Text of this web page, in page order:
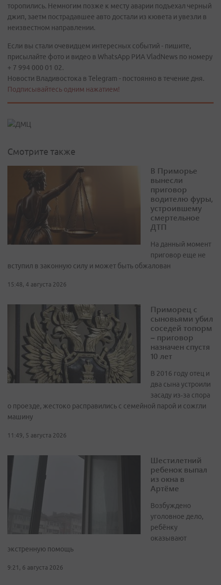
торопились. Немногим позже к месту аварии подъехал черный
джип, заетм пострадавшее авто достали из кювета и увезли в
неизвестном направлении.
Если вы стали очевидцем интересных событий - пишите,
присылайте фото и видео в WhatsApp РИА VladNews по номеру
+ 7 994 000 01 02.
Новости Владивостока в Telegram - постоянно в течение дня.
Подписывайтесь одним нажатием!
Смотрите также
В Приморье
вынесли
приговор
водителю фуры,
устроившему
смертельное
ДТП
На данный момент
приговор еще не
вступил в законную силу и может быть обжалован
15:48, 4 августа 2026
Приморец с
сыновьями убил
соседей топорм
– приговор
назначен спустя
10 лет
В 2016 году отец и
два сына устроили
засаду из‑за спора
о проезде, жестоко расправились с семейной парой и сожгли
машину
11:49, 5 августа 2026
Шестилетний
ребенок выпал
из окна в
Артёме
Возбуждено
уголовное дело,
ребёнку
оказывают
экстренную помощь
9:21, 6 августа 2026